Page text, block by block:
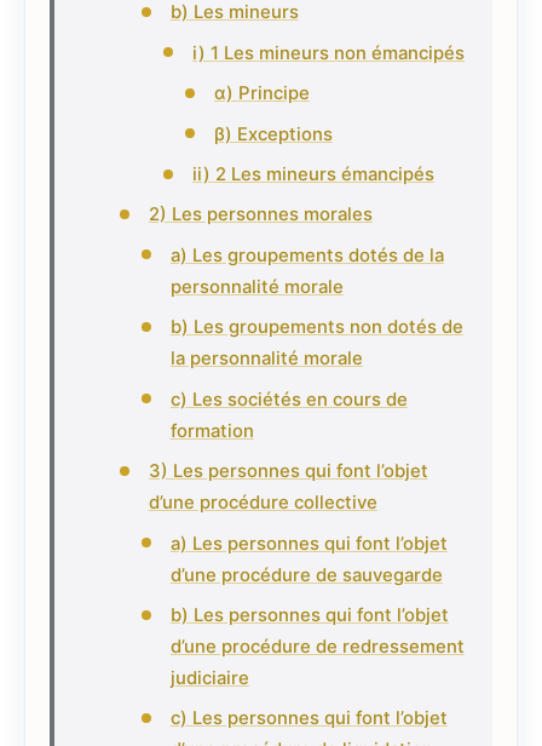
b) Les mineurs
i) 1 Les mineurs non émancipés
α) Principe
β) Exceptions
ii) 2 Les mineurs émancipés
2) Les personnes morales
a) Les groupements dotés de la
personnalité morale
b) Les groupements non dotés de
la personnalité morale
c) Les sociétés en cours de
formation
3) Les personnes qui font l’objet
d’une procédure collective
a) Les personnes qui font l’objet
d’une procédure de sauvegarde
b) Les personnes qui font l’objet
d’une procédure de redressement
judiciaire
c) Les personnes qui font l’objet